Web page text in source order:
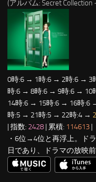
(アルバム: Secret Collection
0時:6 → 1時:6 → 2時:6 →
時:6 → 8時:6 → 9時:6 → 10
14時:6 → 15時:6 → 16時:6
時:5 → 21時:5 → 22時:4 →
| 指数: 2428 | 累積: 114613
・6位→4位と再浮上。ド
日であり、ドラマの放映